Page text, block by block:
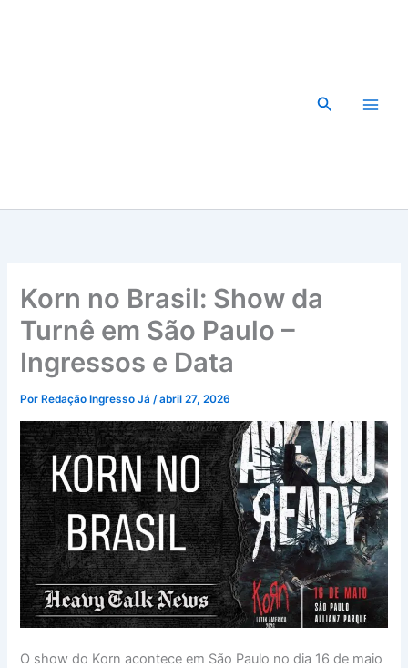
Pesquisar
Korn no Brasil: Show da
Turnê em São Paulo –
Ingressos e Data
Por Redação Ingresso Já/abril 27, 2026
O show do Korn acontece em São Paulo no dia 16 de maio